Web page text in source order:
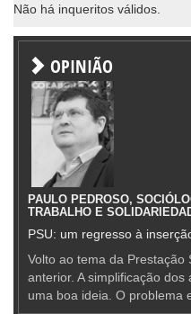
Não há inqueritos válidos.
OPINIÃO
PAULO PEDROSO,
TRABALHO E
PSU: um regresso à
Volto ao tema da
anterior. A simplificação dos
uma boa ideia. O problema